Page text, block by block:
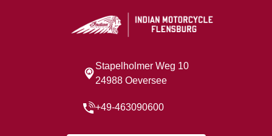
Stapelholmer Weg 10
24988 Oeversee
+49-463090600